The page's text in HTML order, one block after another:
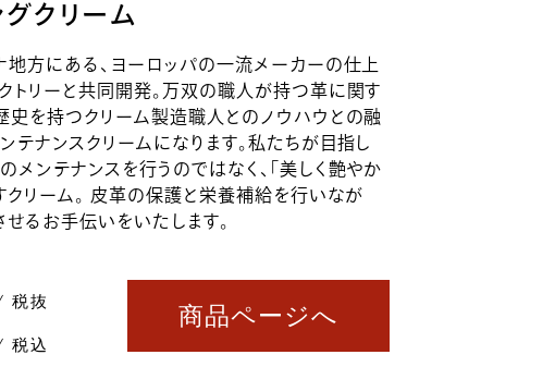
クリーム
地方にある、ヨーロッパの一流メーカーの仕上
トリーと共同開発。万双の職人が持つ革に関す
史を持つクリーム製造職人とのノウハウとの融
テナンスクリームになります。私たちが目指し
メンテナンスを行うのではなく、「美しく艶やか
クリーム。 皮革の保護と栄養補給を行いなが
せるお手伝いをいたします。
税抜
税込
商品ページへ